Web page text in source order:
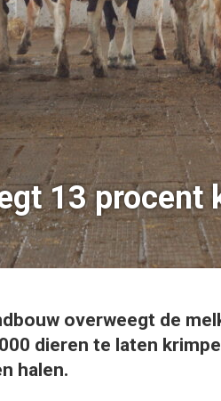
13 procent
overweegt de
dieren te laten
halen.